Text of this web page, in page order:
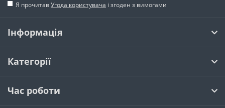
Я прочитавУгода користувача і згоден з вимогами
Інформація
Категорії
Час роботи